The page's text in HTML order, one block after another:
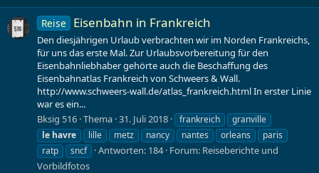
Reise Eisenbahn in Frankreich
Den diesjährigen Urlaub verbrachten wir im Norden Frankreichs,
für uns das erste Mal. Zur Urlaubsvorbereitung für den
Eisenbahnliebhaber gehörte auch die Beschaffung des
Eisenbahnatlas Frankreich von Schweers & Wall.
http://www.schweers-wall.de/atlas_frankreich.html In erster Linie
war es ein...
Bksig 516 Thema 31. Juli 2018 frankreich
granville
le havre lille metz nancy nantes orleans
paris
ratp
sncf Antworten: 184 Forum: Reiseberichte und
Vorbildfotos